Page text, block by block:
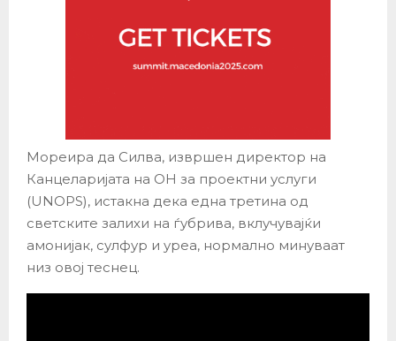
Мореира да Силва, извршен директор на
Канцеларијата на ОН за проектни услуги
(UNOPS), истакна дека една третина од
светските залихи на ѓубрива, вклучувајќи
амонијак, сулфур и уреа, нормално минуваат
низ овој теснец.